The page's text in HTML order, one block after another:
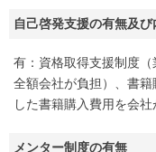
自己啓発支援の有無及び
有：資格取得支援制度
全額会社が負担）、書
した書籍購入費用を会社
メンター制度の有無